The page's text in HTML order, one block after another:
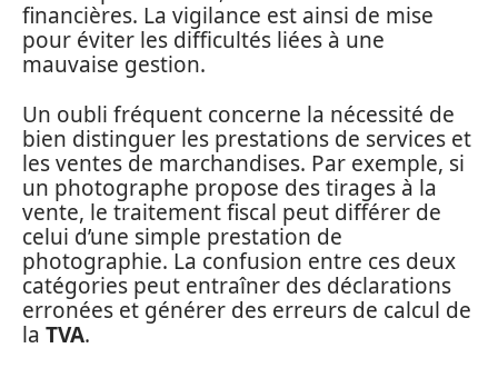
financières. La vigilance est ainsi de mise
pour éviter les difficultés liées à une
mauvaise gestion.
Un oubli fréquent concerne la nécessité de
bien distinguer les prestations de services et
les ventes de marchandises. Par exemple, si
un photographe propose des tirages à la
vente, le traitement fiscal peut différer de
celui d’une simple prestation de
photographie. La confusion entre ces deux
catégories peut entraîner des déclarations
erronées et générer des erreurs de calcul de
la TVA.